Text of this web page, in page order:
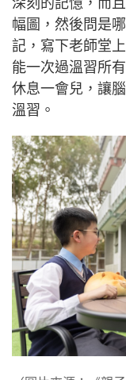
幅圖，然後問是
記，寫下老師堂
能一次過溫習所
休息一會兒，讓
溫習。